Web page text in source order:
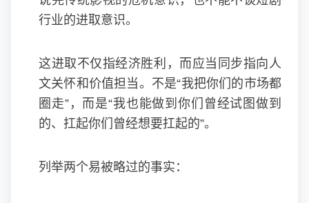
行业的进取意识。
这进取不仅指经济胜利，而应当同步指向人
文关怀和价值担当。不是“我把你们的市场都
圈走”，而是“我也能做到你们曾经试图做到
的、扛起你们曾经想要扛起的”。
列举两个易被略过的事实：